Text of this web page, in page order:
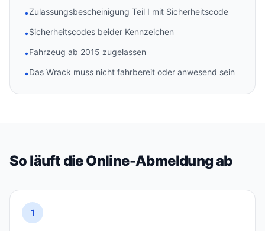
•Zulassungsbescheinigung Teil I mit Sicherheitscode
•Sicherheitscodes beider Kennzeichen
•Fahrzeug ab 2015 zugelassen
•Das Wrack muss nicht fahrbereit oder anwesend sein
So läuft die Online-Abmeldung ab
1